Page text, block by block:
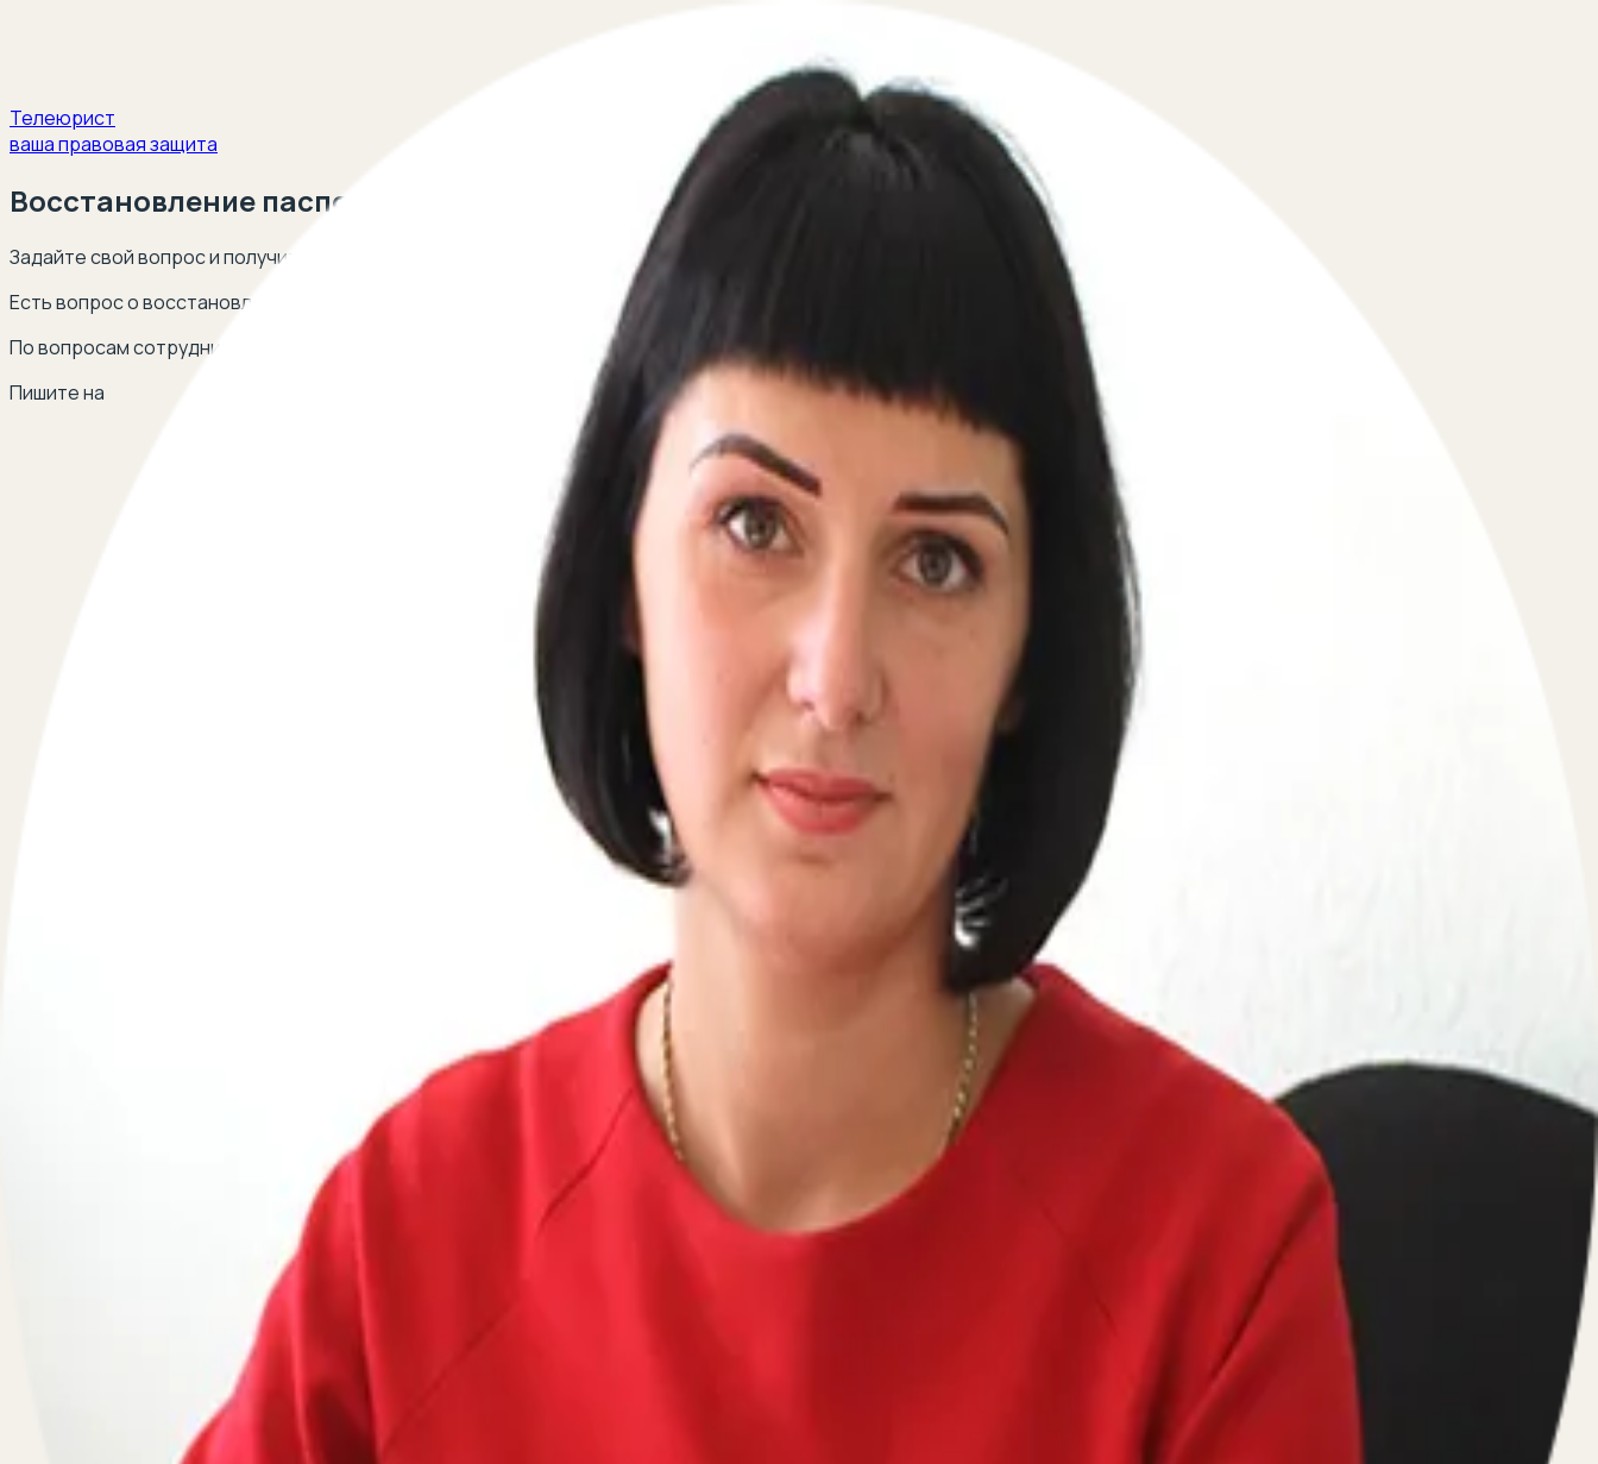
Телеюрист
ваша правовая защита
Восстановление паспорта при утере
Задайте свой вопрос и получите ответ опытных юристов в сфере гражданского права в течение 5 минут!
Есть вопрос о восстановлении паспорта при утере? Оставьте свой телефон, перезвоним мгновенно:
По вопросам сотрудничества
Пишите на